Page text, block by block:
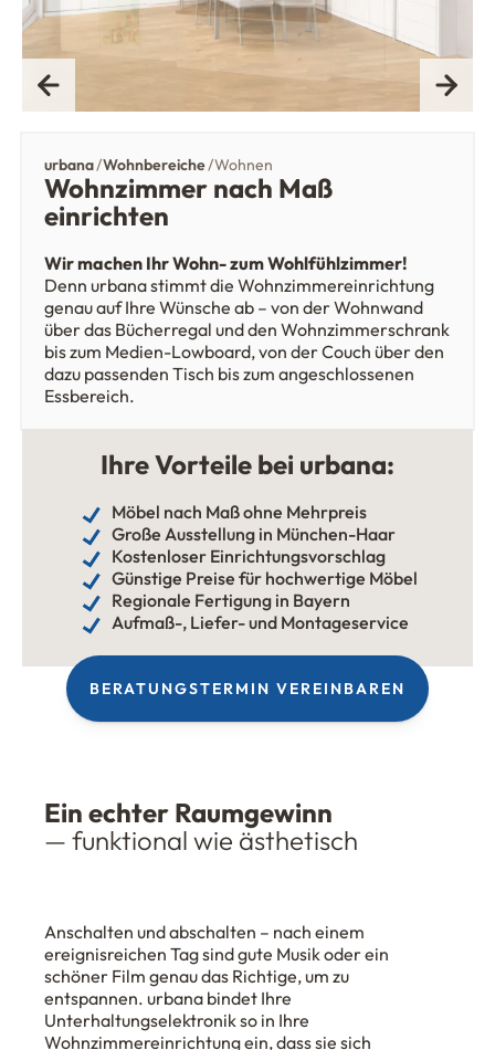
urbana Wohnbereiche Wohnen
Wohnzimmer nach Maß
einrichten
Wir machen Ihr Wohn- zum Wohlfühlzimmer!
Denn urbana stimmt die Wohnzimmereinrichtung
genau auf Ihre Wünsche ab – von der Wohnwand
über das Bücherregal und den Wohnzimmerschrank
bis zum Medien-Lowboard, von der Couch über den
dazu passenden Tisch bis zum angeschlossenen
Essbereich.
Ihre Vorteile bei urbana:
Möbel nach Maß ohne Mehrpreis
Große Ausstellung in München-Haar
Kostenloser Einrichtungsvorschlag
Günstige Preise für hochwertige Möbel
Regionale Fertigung in Bayern
Aufmaß-, Liefer- und Montageservice
BERATUNGSTERMIN VEREINBAREN
Ein echter Raumgewinn
— funktional wie ästhetisch
Anschalten und abschalten – nach einem
ereignisreichen Tag sind gute Musik oder ein
schöner Film genau das Richtige, um zu
entspannen. urbana bindet Ihre
Unterhaltungselektronik so in Ihre
Wohnzimmereinrichtung ein, dass sie sich